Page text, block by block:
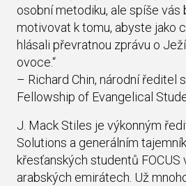
osobní metodiku, ale spíše vás
motivovat k tomu, abyste jako
hlásali převratnou zprávu o
ovoce.“
– Richard Chin, národní ředitel
Fellowship of Evangelical
J. Mack Stiles je výkonným
Solutions a generálním
křesťanských studentů FOCUS
arabských emirátech. Už